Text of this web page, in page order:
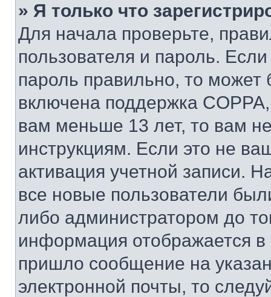
» Я только что
Для начала проверьте,
пользователя и пароль.
пароль правильно, то может
включена поддержка
вам меньше 13 лет, то вам
инструкциям. Если это не
активация учетной записи.
все новые пользователи
либо администратором до
информация отображается
пришло сообщение на
электронной почты, то